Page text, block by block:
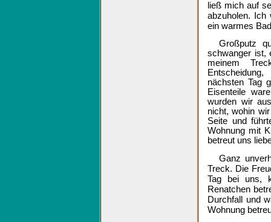
ließ mich auf
abzuholen. Ich
ein warmes
Großputz
schwanger ist,
meinem
nächsten Tag
Eisenteile
wurden wir
nicht, wohin
Seite und
Wohnung mit
betreut uns
Ganz
Treck. Die
Tag bei uns,
Renatchen
Durchfall und
Wohnung